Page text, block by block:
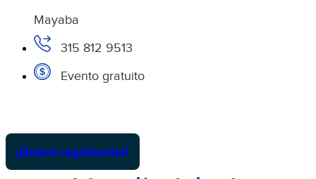
Mayaba
315 812 9513
Evento gratuito
¡Quiero registrarme!